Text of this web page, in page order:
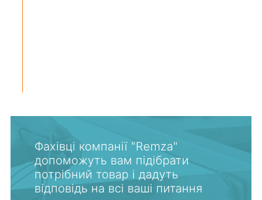
Фахівці компанії "Remza"
допоможуть вам підібрати
потрібний товар і дадуть
відповідь на всі ваші питання